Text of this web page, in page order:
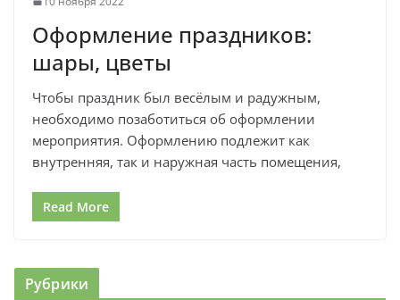
Оформление праздников:
шары, цветы
Чтобы праздник был весёлым и радужным,
необходимо позаботиться об оформлении
мероприятия. Оформлению подлежит как
внутренняя, так и наружная часть помещения,
Read More
Рубрики